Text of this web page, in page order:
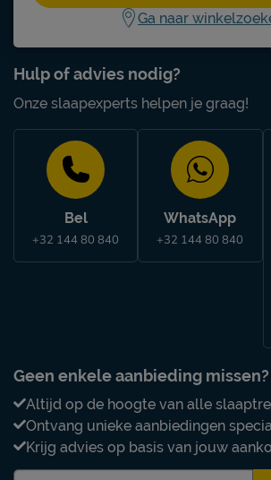
Hulp of advies nodig?
Onze slaapexperts helpen je graag!
Bel
+32 144 80 840
WhatsApp
+32 144 80 840
Geen enkele aanbieding missen?
Altijd op de hoogte van alle
Ontvang unieke aanbiedingen
Krijg advies op basis van jouw
Ga naar